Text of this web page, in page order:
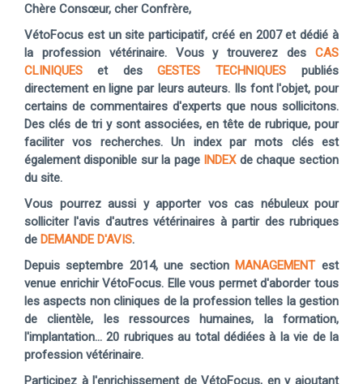
Chère Consœur, cher Confrère,
VétoFocus est un site participatif, créé en 2007 et dédié à
la profession vétérinaire. Vous y trouverez des CAS
CLINIQUES et des GESTES TECHNIQUES publiés
directement en ligne par leurs auteurs. Ils font l'objet, pour
certains de commentaires d'experts que nous sollicitons.
Des clés de tri y sont associées, en tête de rubrique, pour
faciliter vos recherches. Un index par mots clés est
également disponible sur la page INDEXde chaque section
du site.
Vous pourrez aussi y apporter vos cas nébuleux pour
solliciter l'avis d'autres vétérinaires à partir des rubriques
de DEMANDE D'AVIS.
Depuis septembre 2014, une section MANAGEMENTest
venue enrichir VétoFocus. Elle vous permet d'aborder tous
les aspects non cliniques de la profession telles la gestion
de clientèle, les ressources humaines, la formation,
l'implantation... 20 rubriques au total dédiées à la vie de la
profession vétérinaire.
Participez à l'enrichissement de VétoFocus, en y ajoutant